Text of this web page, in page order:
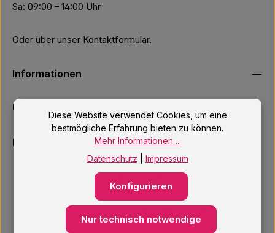
Sa: 09:00 – 14:00 Uhr
Oder über unser Kontaktformular.
Informationen
Unsere Services
Newsletter
Diese Website verwendet Cookies, um eine
bestmögliche Erfahrung bieten zu können.
Mehr Informationen ...
Datenschutz
Impressum
Nur technisch notwendige
Konfigurieren